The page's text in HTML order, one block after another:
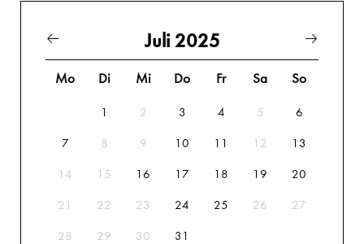
Juli 2025
Mo Di Mi Do Fr Sa So
1 2 3 4 5 6
7 8 9 10 11 12 13
14 15 16 17 18 19 20
21 22 23 24 25 26 27
28 29 30 31